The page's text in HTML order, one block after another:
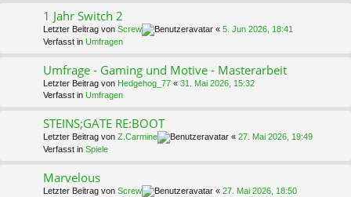
1 Jahr Switch 2
Letzter Beitrag von Screw « 5. Jun 2026, 18:41
Verfasst in Umfragen
Umfrage - Gaming und Motive - Masterarbeit
Letzter Beitrag von Hedgehog_77 « 31. Mai 2026, 15:32
Verfasst in Umfragen
STEINS;GATE RE:BOOT
Letzter Beitrag von Z.Carmine « 27. Mai 2026, 19:49
Verfasst in Spiele
Marvelous
Letzter Beitrag von Screw « 27. Mai 2026, 18:50